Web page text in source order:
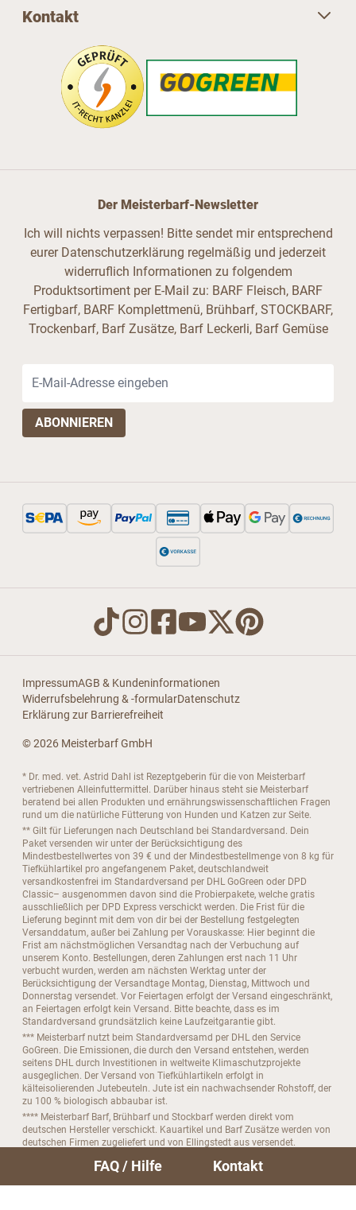
Kontakt
Der Meisterbarf-Newsletter
Ich will nichts verpassen! Bitte sendet mir entsprechend
eurer Datenschutzerklärung regelmäßig und jederzeit
widerruflich Informationen zu folgendem
Produktsortiment per E-Mail zu: BARF Fleisch, BARF
Fertigbarf, BARF Komplettmenü, Brühbarf, STOCKBARF,
Trockenbarf, Barf Zusätze, Barf Leckerli, Barf Gemüse
ImpressumAGB & Kundeninformationen
Widerrufsbelehrung & -formularDatenschutz
Erklärung zur Barrierefreiheit
© 2026 Meisterbarf GmbH
* Dr. med. vet. Astrid Dahl ist Rezeptgeberin für die von Meisterbarf
vertriebenen Alleinfuttermittel. Darüber hinaus steht sie Meisterbarf
beratend bei allen Produkten und ernährungswissenschaftlichen Fragen
rund um die natürliche Fütterung von Hunden und Katzen zur Seite.
** Gilt für Lieferungen nach Deutschland bei Standardversand. Dein
Paket versenden wir unter der Berücksichtigung des
Mindestbestellwertes von 39 € und der Mindestbestellmenge von 8 kg für
Tiefkühlartikel pro angefangenem Paket, deutschlandweit
versandkostenfrei im Standardversand per DHL GoGreen oder DPD
Classic– ausgenommen davon sind die Probierpakete, welche gratis
ausschließlich per DPD Express verschickt werden. Die Frist für die
Lieferung beginnt mit dem von dir bei der Bestellung festgelegten
Versanddatum, außer bei Zahlung per Vorauskasse: Hier beginnt die
Frist am nächstmöglichen Versandtag nach der Verbuchung auf
unserem Konto. Bestellungen, deren Zahlungen erst nach 11 Uhr
verbucht wurden, werden am nächsten Werktag unter der
Berücksichtigung der Versandtage Montag, Dienstag, Mittwoch und
Donnerstag versendet. Vor Feiertagen erfolgt der Versand eingeschränkt,
an Feiertagen erfolgt kein Versand. Bitte beachte, dass es im
Standardversand grundsätzlich keine Laufzeitgarantie gibt.
*** Meisterbarf nutzt beim Standardversamd per DHL den Service
GoGreen. Die Emissionen, die durch den Versand entstehen, werden
seitens DHL durch Investitionen in weltweite Klimaschutzprojekte
ausgeglichen. Der Versand von Tiefkühlartikeln erfolgt in
kälteisolierenden Jutebeuteln. Jute ist ein nachwachsender Rohstoff, der
zu 100 % biologisch abbaubar ist.
**** Meisterbarf Barf, Brühbarf und Stockbarf werden direkt vom
deutschen Hersteller verschickt. Kauartikel und Barf Zusätze werden von
deutschen Firmen zugeliefert und von Ellingstedt aus versendet.
***** Bitte beachte, das du dein Abo nur bis zu 4 Tage vor der nächsten
Folgebestellung kündigen kannst.
FAQ / Hilfe Kontakt